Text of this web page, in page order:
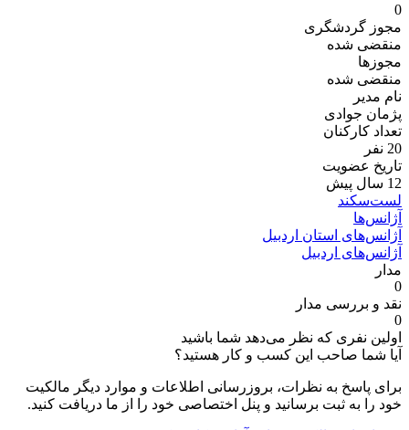
0
مجوز گردشگری
منقضی شده
مجوز‌ها
منقضی شده
نام مدیر
پژمان جوادی
تعداد کارکنان
20 نفر
تاریخ عضویت
12 سال پیش
لست‌سکند
آژانس‌ها
آژانس‌های استان اردبیل
آژانس‌های اردبیل
مدار
0
نقد و بررسی مدار
0
اولین نفری که نظر می‌دهد شما باشید
آیا شما صاحب این کسب و کار هستید؟
برای پاسخ به نظرات، بروزرسانی اطلاعات و موارد دیگر مالکیت
خود را به ثبت برسانید و پنل اختصاصی خود را از ما دریافت کنید.